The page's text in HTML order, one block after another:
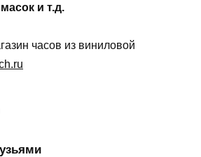
и т.д.
часов из виниловой